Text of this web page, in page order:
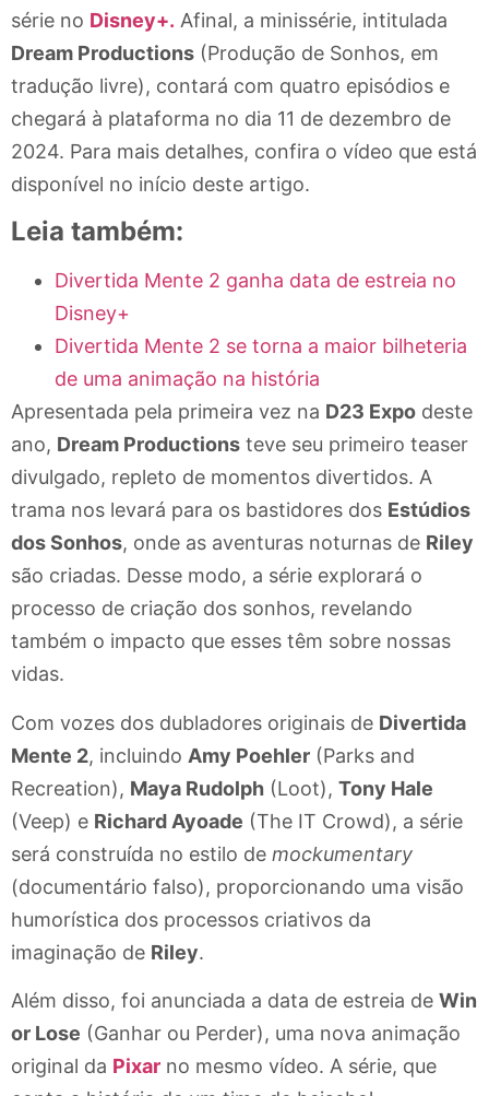
série no Disney+. Afinal, a minissérie, intitulada
Dream Productions (Produção de Sonhos, em
tradução livre), contará com quatro episódios e
chegará à plataforma no dia 11 de dezembro de
2024. Para mais detalhes, confira o vídeo que está
disponível no início deste artigo.
Leia também:
Divertida Mente 2 ganha data de estreia no
Disney+
Divertida Mente 2 se torna a maior bilheteria
de uma animação na história
Apresentada pela primeira vez na D23 Expo deste
ano, Dream Productions teve seu primeiro teaser
divulgado, repleto de momentos divertidos. A
trama nos levará para os bastidores dos Estúdios
dos Sonhos, onde as aventuras noturnas de Riley
são criadas. Desse modo, a série explorará o
processo de criação dos sonhos, revelando
também o impacto que esses têm sobre nossas
vidas.
Com vozes dos dubladores originais de Divertida
Mente 2, incluindo Amy Poehler (Parks and
Recreation), Maya Rudolph (Loot), Tony Hale
(Veep) e Richard Ayoade (The IT Crowd), a série
será construída no estilo de mockumentary
(documentário falso), proporcionando uma visão
humorística dos processos criativos da
imaginação de Riley.
Além disso, foi anunciada a data de estreia de Win
or Lose (Ganhar ou Perder), uma nova animação
original da Pixar no mesmo vídeo. A série, que